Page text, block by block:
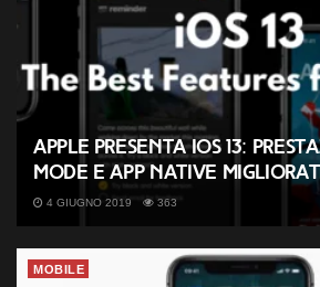
Apple presenta iOS 13:
mode e app native
4 GIUGNO 2019 363
MOBILE